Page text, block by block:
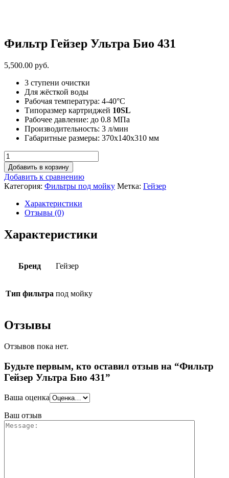
Фильтр Гейзер Ультра Био 431
5,500.00 руб.
3 ступени очистки
Для жёсткой воды
Рабочая температура: 4-40°C
Типоразмер картриджей 10SL
Рабочее давление: до 0.8 МПа
Производительность: 3 л/мин
Габаритные размеры: 370х140х310 мм
Добавить в корзину
Добавить к сравнению
Категория: Фильтры под мойку Метка: Гейзер
Характеристики
Отзывы (0)
Характеристики
Бренд Гейзер
Тип фильтра под мойку
Отзывы
Отзывов пока нет.
Будьте первым, кто оставил отзыв на “Фильтр
Гейзер Ультра Био 431”
Ваша оценка
Ваш отзыв